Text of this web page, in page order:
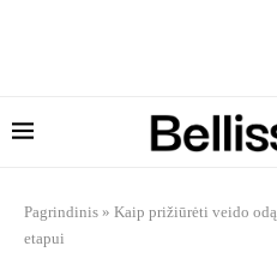
Pagrindinis » Kaip prižiūrėti veido
etapui